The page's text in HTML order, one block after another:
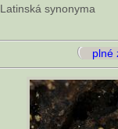
Latinská synonyma